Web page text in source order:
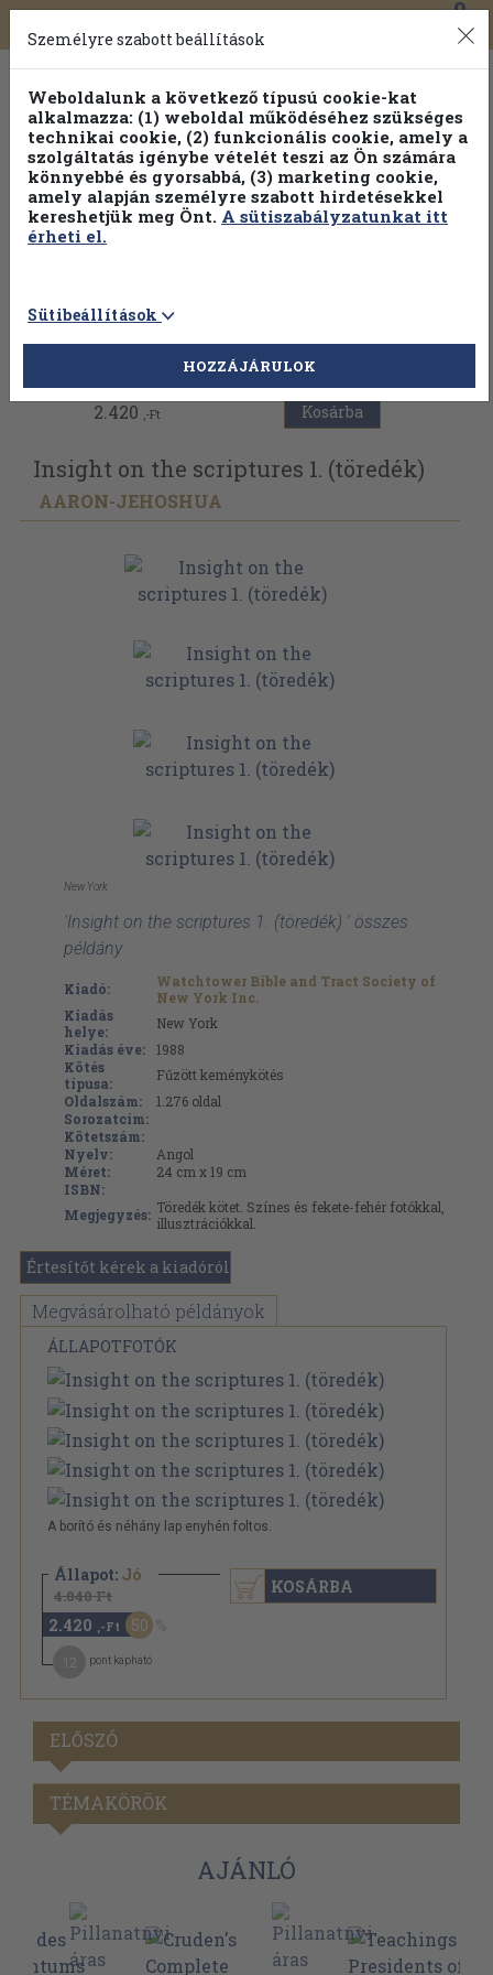
Toggle
navigation
0
Vissza az előző oldalra
2.420 ,-Ft Kosárba
Insight on the scriptures 1. (töredék)
AARON-JEHOSHUA
New York
'Insight on the scriptures 1. (töredék) ' összes
példány
Kiadó:
Watchtower Bible and Tract Society of
New York Inc.
Kiadás
helye:
New York
Kiadás éve:
1988
Kötés
típusa:
Fűzött keménykötés
Oldalszám:
1.276 oldal
Sorozatcím:
Kötetszám:
Nyelv:
Angol
Méret:
24 cm x 19 cm
ISBN:
Megjegyzés: Töredék kötet. Színes és fekete-fehér fotókkal,
illusztrációkkal.
Értesítőt kérek a kiadóról
Megvásárolható példányok
ÁLLAPOTFOTÓK
A borító és néhány lap enyhén foltos.
Állapot: Jó
4.840 Ft
2.420 ,-Ft 50
pont kapható
KOSÁRBA
ELŐSZÓ
TÉMAKÖRÖK
AJÁNLÓ
Személyre szabott beállítások
Weboldalunk a következő típusú cookie-kat
alkalmazza: (1) weboldal működéséhez szükséges
technikai cookie, (2) funkcionális cookie, amely a
szolgáltatás igénybe vételét teszi az Ön számára
könnyebbé és gyorsabbá, (3) marketing cookie,
amely alapján személyre szabott hirdetésekkel
kereshetjük meg Önt. A sütiszabályzatunkat itt
érheti el.
Sütibeállítások
HOZZÁJÁRULOK